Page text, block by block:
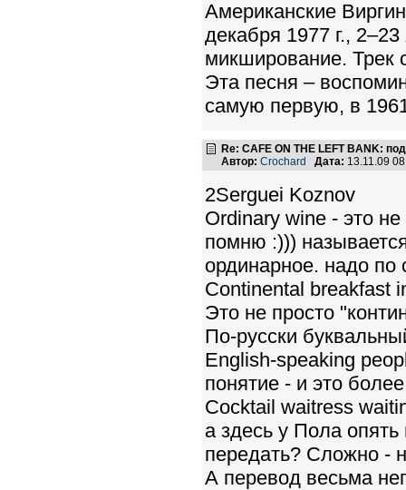
Американские
декабря 1977 г.,
микширование. Трек
Эта песня –
самую первую, в
Re: CAFE ON THE LEFT BANK:
Автор: Crochard Дата: 13.11.09
2Serguei Koznov
Ordinary wine - это
помню :)))
ординарное. надо по
Continental breakfast
Это не просто
По-русски
English-speaking
понятие - и это
Cocktail waitress
а здесь у Пола
передать? Сложно -
А перевод весьма